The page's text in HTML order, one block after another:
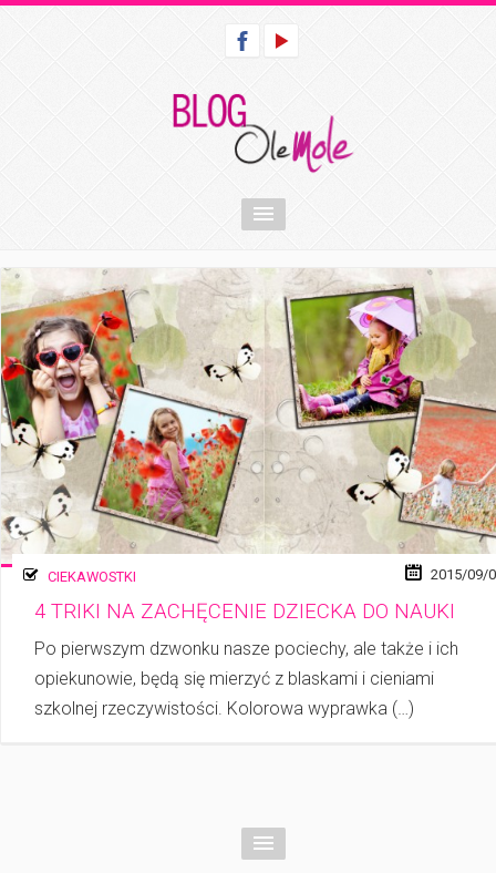
CIEKAWOSTKI 2015/09/
4 TRIKI NA ZACHĘCENIE DZIECKA DO NAUKI
Po pierwszym dzwonku nasze pociechy, ale także i ich
opiekunowie, będą się mierzyć z blaskami i cieniami
szkolnej rzeczywistości. Kolorowa wyprawka (…)